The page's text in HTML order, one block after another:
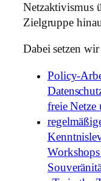
Netzaktivismus
Zielgruppe
Dabei setzen
Policy-
freie Netze